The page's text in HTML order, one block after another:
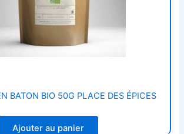
BATON BIO 50G PLACE DES ÉPICES
Ajouter au panier